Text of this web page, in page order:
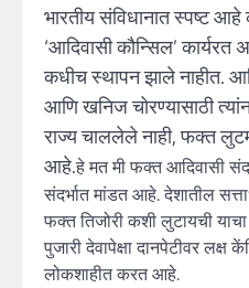
भारतीय संविधानात स्पष्ट आहे
‘आदिवासी कौन्सिल’ कार्यरत
कधीच स्थापन झाले नाहीत.
आणि खनिज चोरण्यासाठी
राज्य चाललेले नाही, फक्त
आहे.हे मत मी फक्त आदिवासी
संदर्भात मांडत आहे. देशातील
फक्त तिजोरी कशी लुटायची
पुजारी देवापेक्षा दानपेटीवर
लोकशाहीत करत आहे.